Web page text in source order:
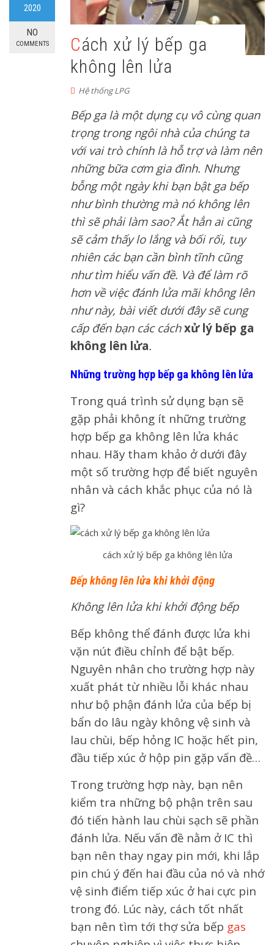
2020
NO
COMMENTS
Cách xử lý bếp ga
không lên lửa
Hệ thống LPG
Bếp ga là một dụng cụ vô cùng quan
trọng trong ngôi nhà của chúng ta
với vai trò chính là hỗ trợ và làm nên
những bữa cơm gia đình. Nhưng
bỗng một ngày khi bạn bật ga bếp
như bình thường mà nó không lên
thì sẽ phải làm sao? Ắt hẳn ai cũng
sẽ cảm thấy lo lắng và bối rối, tuy
nhiên các bạn cần bình tĩnh cũng
như tìm hiểu vấn đề. Và để làm rõ
hơn về việc đánh lửa mãi không lên
như này, bài viết dưới đây sẽ cung
cấp đến bạn các cáchxử lý bếp ga
không lên lửa.
Những trường hợp bếp ga không lên lửa
Trong quá trình sử dụng bạn sẽ
gặp phải không ít những trường
hợp bếp ga không lên lửa khác
nhau. Hãy tham khảo ở dưới đây
một số trường hợp để biết nguyên
nhân và cách khắc phục của nó là
gì?
cách xử lý bếp ga không lên lửa
Bếp không lên lửa khi khởi động
Không lên lửa khi khởi động bếp
Bếp không thể đánh được lửa khi
vặn nút điều chỉnh để bật bếp.
Nguyên nhân cho trường hợp này
xuất phát từ nhiều lỗi khác nhau
như bộ phận đánh lửa của bếp bị
bẩn do lâu ngày không vệ sinh và
lau chùi, bếp hỏng IC hoặc hết pin,
đầu tiếp xúc ở hộp pin gặp vấn đề…
Trong trường hợp này, bạn nên
kiểm tra những bộ phận trên sau
đó tiến hành lau chùi sạch sẽ phần
đánh lửa. Nếu vấn đề nằm ở IC thì
bạn nên thay ngay pin mới, khi lắp
pin chú ý đến hai đầu của nó và nhớ
vệ sinh điểm tiếp xúc ở hai cực pin
trong đó. Lúc này, cách tốt nhất
bạn nên tìm tới thợ sửa bếp gas